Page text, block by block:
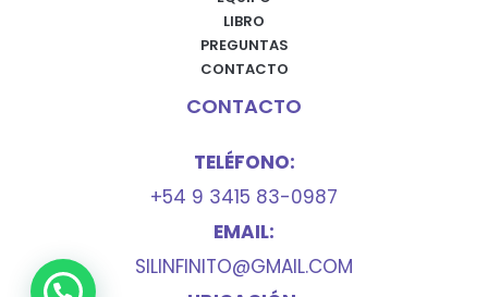
LIBRO
PREGUNTAS
CONTACTO
CONTACTO
TELÉFONO:
+54 9 3415 83-0987
EMAIL:
SILINFINITO@GMAIL.COM